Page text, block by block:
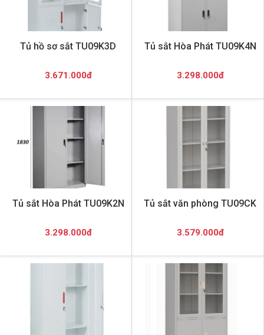
Tủ hồ sơ sắt TU09K3D
3.671.000đ
Tủ sắt Hòa Phát TU09K4N
3.298.000đ
Tủ sắt Hòa Phát TU09K2N
3.298.000đ
Tủ sắt văn phòng TU09CK
3.579.000đ